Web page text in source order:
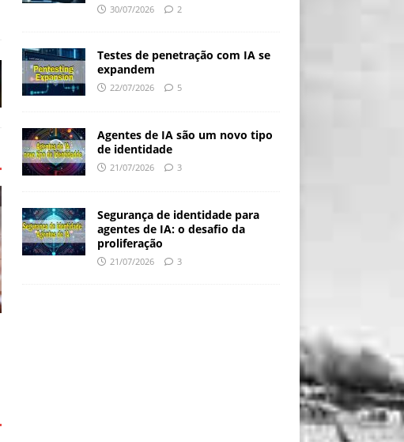
30/07/2026 2
Testes de penetração com IA se
expandem
22/07/2026 5
Agentes de IA são um novo tipo
de identidade
21/07/2026 3
Segurança de identidade para
agentes de IA: o desafio da
proliferação
21/07/2026 3